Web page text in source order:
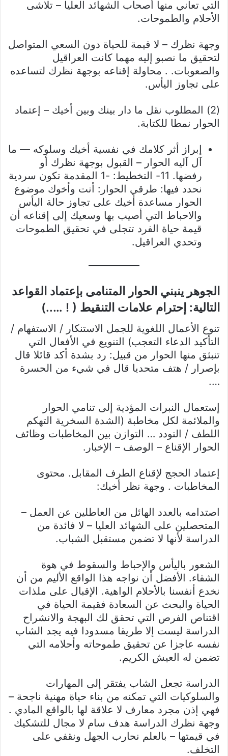
التي تعاني منها أصحاب الشهائد العليا – تلاشى
الأحلام والطموحات.
وجهة نظرك – لا قيمة للحياة دون السعي المتواصل
لتحقيق ما نصبو إليه مهما كانت العراقيل
والصعوبات. . محاولة إقناعه بوجهة نظرك لتساعده
على تجاوز اليأس.
(2) المطلوب نقل ما دار بينك وبين أخيك – إعتماد
الحوار نمطا للكتابة.
إبراز أثر كلامك في نفسية أخيك وسلوكه — ما
آل آليه الحوار – القبول بوجهة نظرك أو
رفضها. 11- التخطيط: -1 المقدمة تكون سردية
نحدد فيها: طرقي الحوار: أنت وأخوك موضوع
الحوار مساعدة أخيك على تجاوز حالة اليأس
والاحباط التي أصيب بها وسعيك إلى إقناعه أن
قيمة حياة الفرد تتجلى في تحقيق الطموحات
وتحدي العراقيل.
الجوهر ينبني الحوار المتنامى بإعتماد القواعد
التالية: إحترام علامات التنقيط ( ! …..)
تنوع الأعمال اللغوية للجمل الاستنكار / الاستفهام /
التأكيد الدعاء التعجب) التنويع في الأفعال التي
تنبثق منها الحوار من قبيل: رد بشدة أكد قائلا قال
بإصرار / هتف متحديا قال في شيء من الحسرة
….
إستعمال النبرات المؤدية إلى تنامي الحوار
والملائمة لكل مخاطبة (الشدة السخرية التهكم
اللطف / التودد … التوازن بين المخاطبات وظائف
الحوار الإقناع – الوصف – الإخبار.
إعتماد الحجج لإقناع الطرف المقابل. محتوى
المخاطبات . وجهة نظر أخيك:
اصتدامه بالعدد الهائل من العاطلين عن العمل –
المتحصلين على الشهائد العليا – لا فائدة من
الدراسة لأنها لا تضمن مستقبل الشباب.
الشعور باليأس والإحباط والسقوط في هوة
الشقاء. الأفضل أن نواجه هذا الواقع الأليم من أن
نخدع أنفسنا بالأحلام الواهية. الإقبال على ملذات
الحياة والبحث عن السعادة فقيمة الحياة في
اقتناص الفرص التي تحقق لك البهجة والانشراح
الدراسة ليست إلا طريقا مسدودا فيه يجد الشاب
نفسه عاجزا عن تحقيق طموحاته وأحلامه التي
تضمن له العيش الكريم.
الدراسة تجعل الشاب يفتقر إلى المهارات
والسلوكيات التي تمكنه من بناء حياة مهنية ناجحة –
فهي إذن مجرد معارف لا علاقة لها بالواقع المادي .
وجهة نظرك الدراسة هدف سام لا مجال للتشكيك
في قيمتها – بالعلم نحارب الجهل ونقفي على
التخلف.